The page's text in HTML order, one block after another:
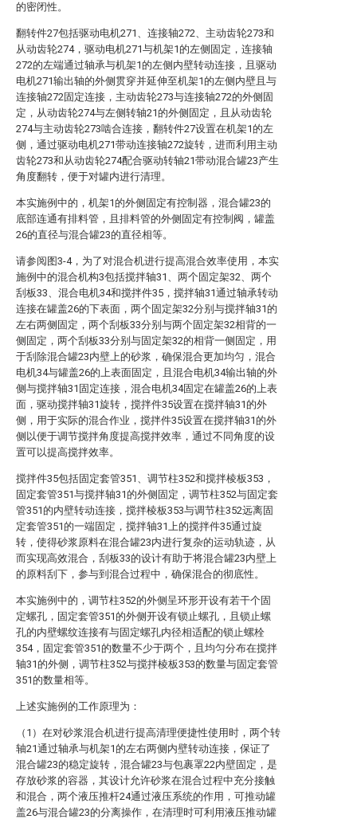
的密闭性。
翻转件27包括驱动电机271、连接轴272、主动齿轮273和
从动齿轮274，驱动电机271与机架1的左侧固定，连接轴
272的左端通过轴承与机架1的左侧内壁转动连接，且驱动
电机271输出轴的外侧贯穿并延伸至机架1的左侧内壁且与
连接轴272固定连接，主动齿轮273与连接轴272的外侧固
定，从动齿轮274与左侧转轴21的外侧固定，且从动齿轮
274与主动齿轮273啮合连接，翻转件27设置在机架1的左
侧，通过驱动电机271带动连接轴272旋转，进而利用主动
齿轮273和从动齿轮274配合驱动转轴21带动混合罐23产生
角度翻转，便于对罐内进行清理。
本实施例中的，机架1的外侧固定有控制器，混合罐23的
底部连通有排料管，且排料管的外侧固定有控制阀，罐盖
26的直径与混合罐23的直径相等。
请参阅图3-4，为了对混合机进行提高混合效率使用，本实
施例中的混合机构3包括搅拌轴31、两个固定架32、两个
刮板33、混合电机34和搅拌件35，搅拌轴31通过轴承转动
连接在罐盖26的下表面，两个固定架32分别与搅拌轴31的
左右两侧固定，两个刮板33分别与两个固定架32相背的一
侧固定，两个刮板33分别与固定架32的相背一侧固定，用
于刮除混合罐23内壁上的砂浆，确保混合更加均匀，混合
电机34与罐盖26的上表面固定，且混合电机34输出轴的外
侧与搅拌轴31固定连接，混合电机34固定在罐盖26的上表
面，驱动搅拌轴31旋转，搅拌件35设置在搅拌轴31的外
侧，用于实际的混合作业，搅拌件35设置在搅拌轴31的外
侧以便于调节搅拌角度提高搅拌效率，通过不同角度的设
置可以提高搅拌效率。
搅拌件35包括固定套管351、调节柱352和搅拌棱板353，
固定套管351与搅拌轴31的外侧固定，调节柱352与固定套
管351的内壁转动连接，搅拌棱板353与调节柱352远离固
定套管351的一端固定，搅拌轴31上的搅拌件35通过旋
转，使得砂浆原料在混合罐23内进行复杂的运动轨迹，从
而实现高效混合，刮板33的设计有助于将混合罐23内壁上
的原料刮下，参与到混合过程中，确保混合的彻底性。
本实施例中的，调节柱352的外侧呈环形开设有若干个固
定螺孔，固定套管351的外侧开设有锁止螺孔，且锁止螺
孔的内壁螺纹连接有与固定螺孔内径相适配的锁止螺栓
354，固定套管351的数量不少于两个，且均匀分布在搅拌
轴31的外侧，调节柱352与搅拌棱板353的数量与固定套管
351的数量相等。
上述实施例的工作原理为：
（1）在对砂浆混合机进行提高清理便捷性使用时，两个转
轴21通过轴承与机架1的左右两侧内壁转动连接，保证了
混合罐23的稳定旋转，混合罐23与包裹罩22内壁固定，是
存放砂浆的容器，其设计允许砂浆在混合过程中充分接触
和混合，两个液压推杆24通过液压系统的作用，可推动罐
盖26与混合罐23的分离操作，在清理时可利用液压推动罐